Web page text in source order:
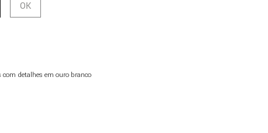
detalhes em ouro branco